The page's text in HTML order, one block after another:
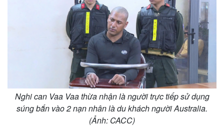
Nghi can Vaa Vaa thừa nhận là người trực tiếp sử dụng
súng bắn vào 2 nạn nhân là du khách người Australia.
(Ảnh: CACC)